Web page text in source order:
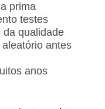
prima
testes
da qualidade
antes
anos